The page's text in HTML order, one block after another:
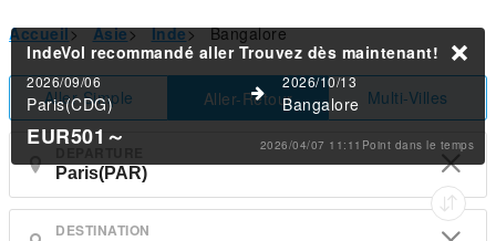
Accueil> Asie> Inde> Bangalore
Aller Simple Aller-Retour Multi-Villes
DESTINATION
IndeVol recommandé allerTrouvez dès maintenant!
2026/09/06
Paris(CDG)
2026/10/13
Bangalore
EUR501 ～ 2026/04/07 11:11Point dans le temps